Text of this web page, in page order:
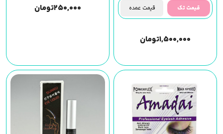
قیمت تک قیمت عمده
۱,۵۰۰,۰۰۰تومان
۲۵۰,۰۰۰تومان